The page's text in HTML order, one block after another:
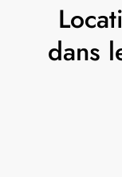
dans